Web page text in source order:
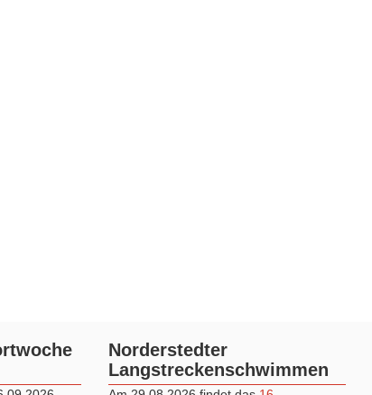
Norderstedter
Langstreckenschwimmen